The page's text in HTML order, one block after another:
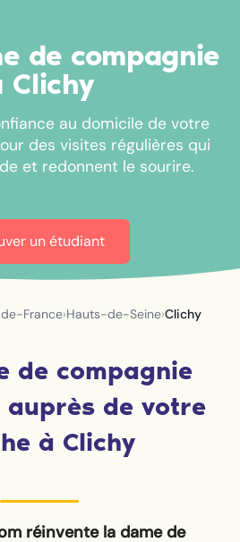
de compagnie
Clichy
au domicile de votre
des visites régulières qui
et redonnent le sourire.
un étudiant
France›Hauts-de-Seine›Clichy
de compagnie
de votre
à Clichy
réinvente la dame de